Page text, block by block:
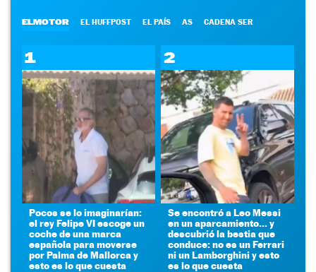
ELMOTOR EL HUFFPOST EL PAÍS AS CADENA SER
1
Pocos se lo imaginarían:
el rey Felipe VI escoge un
coche de una marca
española para moverse
por Palma de Mallorca y
esto es lo que cuesta
2
Se encontró a Leo Messi
en un aparcamiento... y
descubrió la bestia que
conduce: no es un Ferrari
ni un Lamborghini y esto
es lo que cuesta